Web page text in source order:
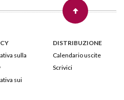
sulla
sui
DISTRIBUZIONE
Calendario uscite
Scrivici